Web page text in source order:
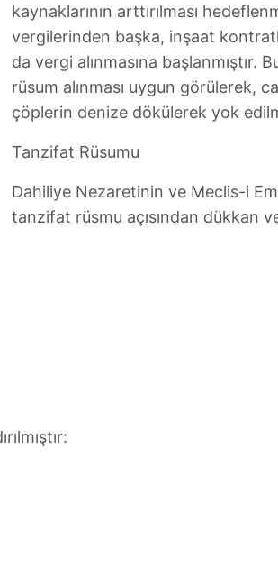
kaynaklarının arttırılması
vergilerinden başka, inşaat
da vergi alınmasına
rüsum alınması uygun görülerek,
çöplerin denize dökülerek yok
Tanzifat Rüsumu
Dahiliye Nezaretinin ve Meclis-i
tanzifat rüsmu açısından dükkan